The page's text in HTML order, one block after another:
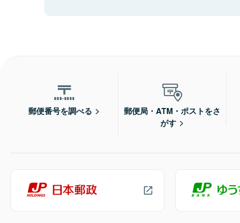
郵便番号を調べる
郵便局・ATM・ポストをさ
がす